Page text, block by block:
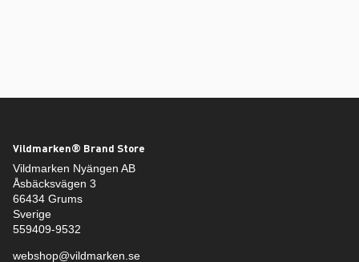
Vildmarken® Brand Store
Vildmarken Nyängen AB
Åsbäcksvägen 3
66434 Grums
Sverige
559409-9532
webshop@vildmarken.se